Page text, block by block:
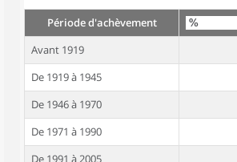
Période d'achèvement
Avant 1919
De 1919 à 1945
De 1946 à 1970
De 1971 à 1990
De 1991 à 2005